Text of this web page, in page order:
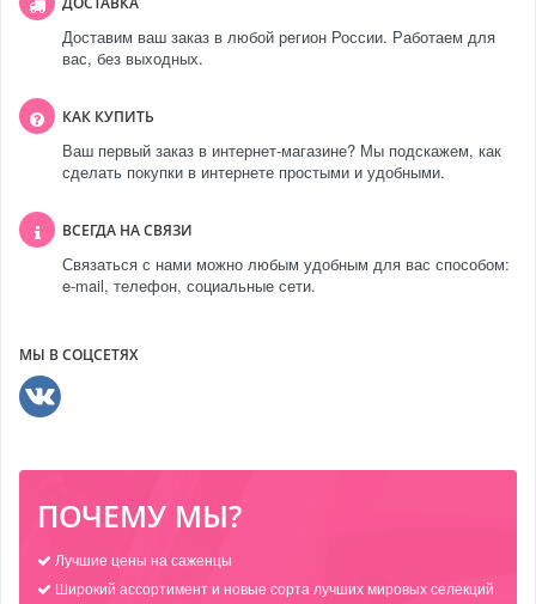
Доставим ваш заказ в любой регион России. Работаем для
вас, без выходных.
КАК КУПИТЬ
Ваш первый заказ в интернет-магазине? Мы подскажем, как
сделать покупки в интернете простыми и удобными.
ВСЕГДА НА СВЯЗИ
Связаться с нами можно любым удобным для вас способом:
e-mail, телефон, социальные сети.
МЫ В СОЦСЕТЯХ
ПОЧЕМУ МЫ?
Лучшие цены на саженцы
Широкий ассортимент и новые сорта лучших мировых селекций